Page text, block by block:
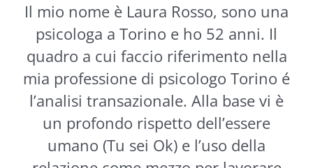
Il mio nome è Laura Rosso, sono una
psicologa a Torino e ho 52 anni. Il
quadro a cui faccio riferimento nella
mia professione di psicologo Torino é
l’analisi transazionale. Alla base vi è
un profondo rispetto dell’essere
umano (Tu sei Ok) e l’uso della